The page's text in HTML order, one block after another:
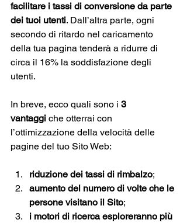
facilitare i tassi di conversione da parte
dei tuoi utenti. Dall’altra parte, ogni
secondo di ritardo nel caricamento
della tua pagina tenderà a ridurre di
circa il 16% la soddisfazione degli
utenti.
In breve, ecco quali sono i 3
vantaggi che otterrai con
l’ottimizzazione della velocità delle
pagine del tuo Sito Web:
riduzione dei tassi di rimbalzo;
aumento del numero di volte che le
persone visitano il Sito;
i motori di ricerca esploreranno più